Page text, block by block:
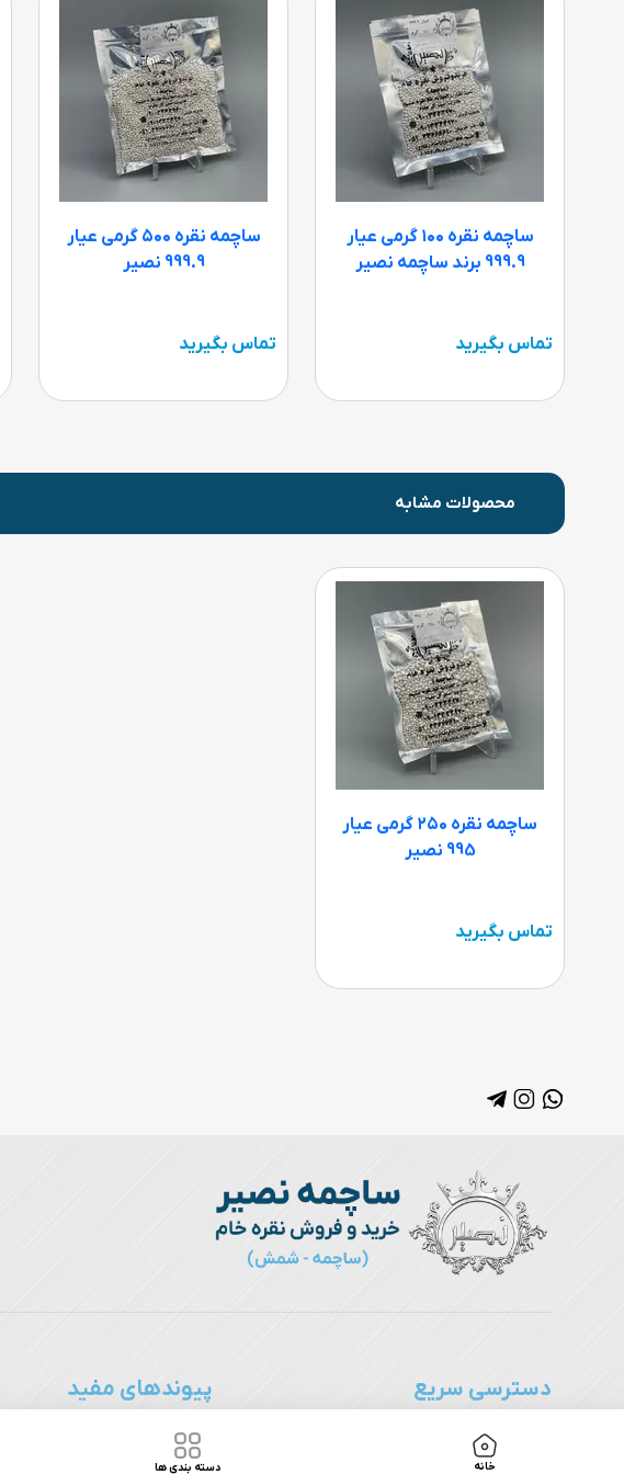
ساچمه نقره ۱۰۰ گرمی عیار
999.9 برند ساچمه نصیر
تماس بگیرید
ساچمه نقره ۵۰۰ گرمی عیار
999.9 نصیر
تماس بگیرید
محصولات مشابه
ساچمه نقره ۲۵۰ گرمی عیار
995 نصیر
تماس بگیرید
دسترسی سریع
ساچمه نقره
پیوندهای مفید
درباره ما
خانه دسته بندی ها